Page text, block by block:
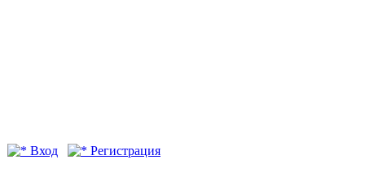
Вход Регистрация